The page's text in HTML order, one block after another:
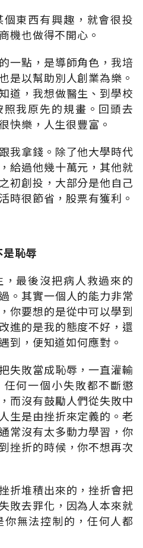
東西有興趣，就會很投
機也做得不開心。
一點，是導師角色，我培
是以幫助別人創業為樂。
道，我想做醫生、到學校
我原先的規畫。回頭去
快樂，人生很豐富。
我拿錢。除了他大學時代
給過他幾十萬元，其他就
初創投，大部分是他自己
時很節省，股票有獲利。
恥辱
最後沒把病人救過來的
。其實一個人的能力非常
你要想的是從中可以學到
進的是我的態度不好，還
到，便知道如何應對。
失敗當成恥辱，一直灌輸
何一個小失敗都不斷懲
而沒有鼓勵人們從失敗中
生是由挫折來定義的。老
常沒有太多動力學習，你
挫折的時候，你不想再次
折堆積出來的，挫折會把
敗去罪化，因為人本來就
無法控制的，任何人都